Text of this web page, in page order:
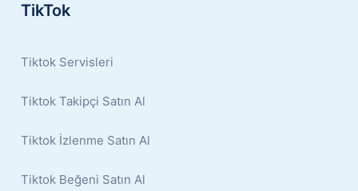
TikTok
Tiktok Servisleri
Tiktok Takipçi Satın Al
Tiktok İzlenme Satın Al
Tiktok Beğeni Satın Al